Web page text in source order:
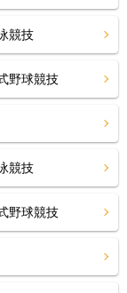
競技
野球競技
競技
野球競技